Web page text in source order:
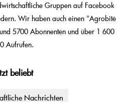
Gruppen auf Facebook
Wir haben auch einen "Agrobitė
5700 Abonnenten und über 1 600
Aufrufen.
beliebt
Nachrichten